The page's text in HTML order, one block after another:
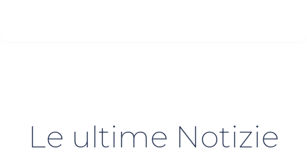
Le ultime Notizie